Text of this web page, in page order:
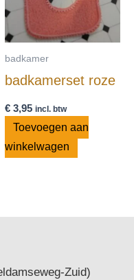
badkamer
badkamerset roze
€3,95 incl. btw
Toevoegen aan
winkelwagen
Zuid)